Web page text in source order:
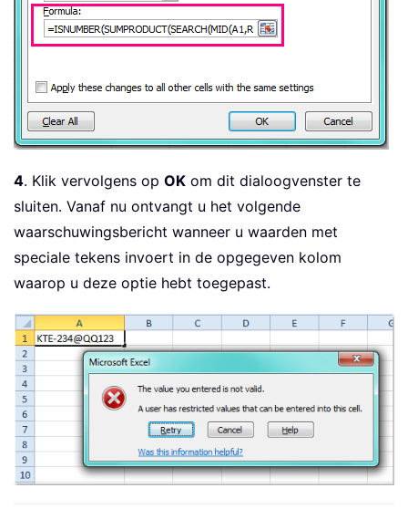
4. Klik vervolgens op OK om dit dialoogvenster te
sluiten. Vanaf nu ontvangt u het volgende
waarschuwingsbericht wanneer u waarden met
speciale tekens invoert in de opgegeven kolom
waarop u deze optie hebt toegepast.